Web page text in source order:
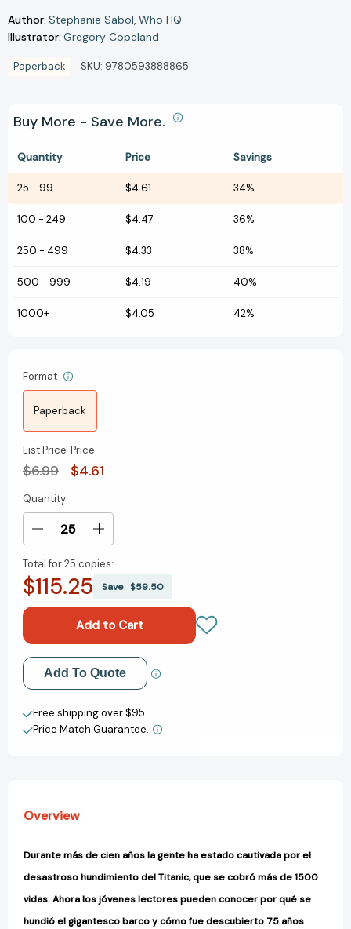
Author: Stephanie Sabol Who HQ
Illustrator: Gregory Copeland
Paperback SKU: 9780593888865
Buy More - Save More.
Quantity Price Savings
25 - 99 $4.61 34%
100 - 249 $4.47 36%
250 - 499 $4.33 38%
500 - 999 $4.19 40%
1000+ $4.05 42%
Format
Paperback
List Price
$6.99
Price
$4.61
Current
Stock:
Quantity
Decrease
of
¿Qué
Titanic?
(What
Was
the
Titanic?
Spanish
Edition)
Increase
of
¿Qué
Titanic?
(What
Was
the
Titanic?
Spanish
Edition)
Total for25 copies:
$115.25 Save $59.50
Add to My Wish List
Create New Wish List
View All Wish List
Add To Quote
Free shipping over $95
Price Match Guarantee.
Overview
Durante más de cien años la gente ha estado cautivada por el
desastroso hundimiento del Titanic, que se cobró más de 1500
vidas. Ahora los jóvenes lectores pueden conocer por qué se
hundió el gigantesco barco y cómo fue descubierto 75 años